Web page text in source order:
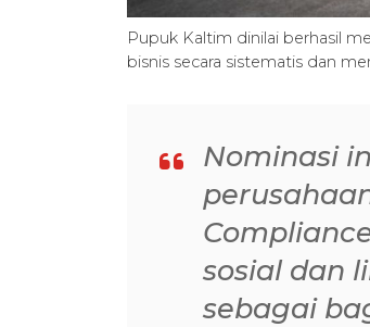
Pupuk Kaltim dinilai berhasil
bisnis secara sistematis dan
Nominasi
sosial dan
sebagai